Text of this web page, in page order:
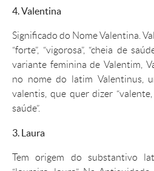
4. Valentina
Significado do Nome Valentina
“forte”, “vigorosa”, “cheia de
variante feminina de Valentim,
no nomedo latim Valentinus,
valentis, que quer dizer
saúde”.
3. Laura
Tem origem do substantivo